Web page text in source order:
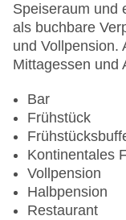
Speiseraum und
als buchbare
und Vollpension.
Mittagessen und
Bar
Frühstück
Kontinentales
Vollpension
Halbpension
Restaurant